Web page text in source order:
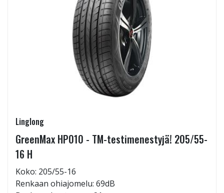
Linglong
GreenMax HP010 - TM-testimenestyjä! 205/55-
16 H
Koko: 205/55-16
Renkaan ohiajomelu: 69dB